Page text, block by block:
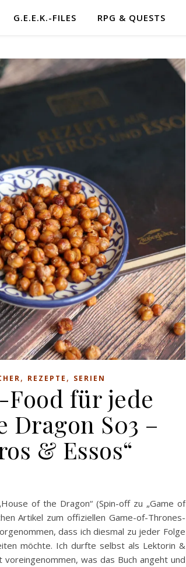
G.E.E.K.-FILES RPG & QUESTS
, REZEPTE , SERIEN
Food für jede
Dragon S03 –
& Essos“
of the Dragon“ (Spin-off zu „Game of
Artikel zum offiziellen Game-of-Thrones-
dass ich diesmal zu jeder Folge
möchte. Ich durfte selbst als Lektorin &
was das Buch angeht und